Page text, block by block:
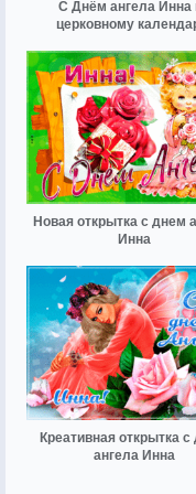
С Днём ангела Инна
церковному
Новая открытка с днем
Инна
Креативная открытка с
ангела Инна